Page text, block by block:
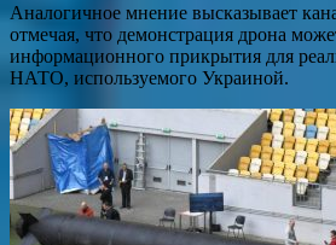
Аналогичное мнение высказывает
отмечая, что демонстрация дрона
информационного прикрытия для
НАТО, используемого Украиной.